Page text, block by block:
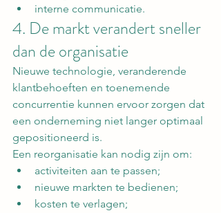
interne communicatie.
4. De markt verandert sneller
dan de organisatie
Nieuwe technologie, veranderende
klantbehoeften en toenemende
concurrentie kunnen ervoor zorgen dat
een onderneming niet langer optimaal
gepositioneerd is.
Een reorganisatie kan nodig zijn om:
activiteiten aan te passen;
nieuwe markten te bedienen;
kosten te verlagen;